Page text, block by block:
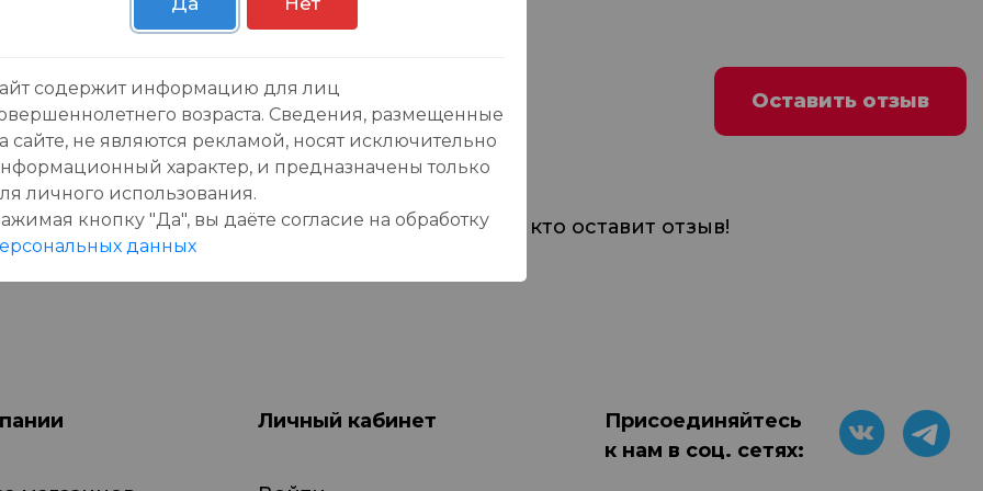
Оставить отзыв
товара еще нет отзывов, будьте первым, кто оставит отзыв!
Личный кабинет
Присоединяйтесь
к нам в соц. сетях:
содержит информацию для лиц
возраста. Сведения, размещенные
сайте, не являются рекламой, носят исключительно
характер, и предназначены только
личного использования.
кнопку "Да", вы даёте cогласие на обработку
данных